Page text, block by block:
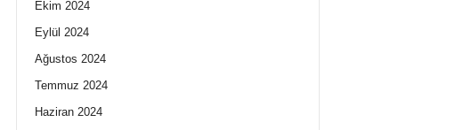
Ekim 2024
Eylül 2024
Ağustos 2024
Temmuz 2024
Haziran 2024